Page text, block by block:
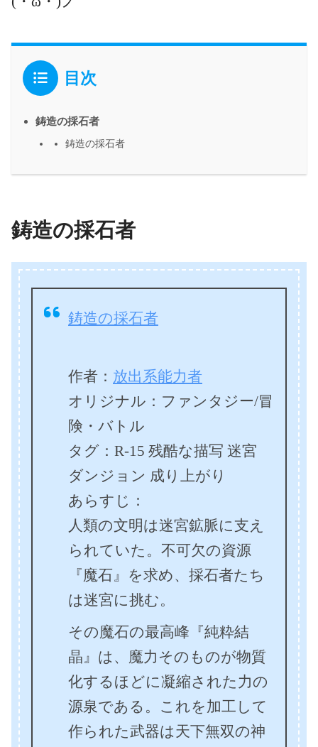
目次
鋳造の採石者
鋳造の採石者
鋳造の採石者
鋳造の採石者
作者： 放出系能力者
オリジナル：ファンタジー/冒
険・バトル
タグ：R-15 残酷な描写 迷宮
ダンジョン 成り上がり
あらすじ：
人類の文明は迷宮鉱脈に支え
られていた。不可欠の資源
『魔石』を求め、採石者たち
は迷宮に挑む。
その魔石の最高峰『純粋結
晶』は、魔力そのものが物質
化するほどに凝縮された力の
源泉である。これを加工して
作られた武器は天下無双の神